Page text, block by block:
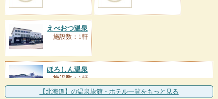
えべおつ温泉
施設数：1軒
ほろしん温泉
施設数：1軒
幌新ダムの近くにある「ほたるの里」内に立地し、町
営の宿泊施設がある。隣
【北海道】の温泉旅館・ホテル一覧をもっと見る